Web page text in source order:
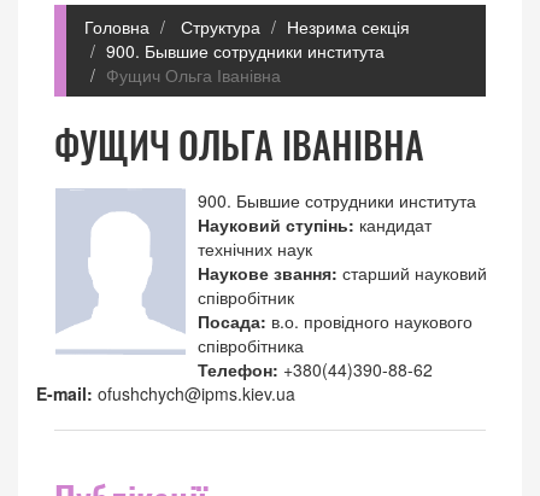
Головна Структура
Незрима секція
900. Бывшие сотрудники института
Фущич Ольга Іванівна
ФУЩИЧ ОЛЬГА ІВАНІВНА
900. Бывшие сотрудники института
Науковий ступінь: кандидат
технічних наук
Наукове звання:старший науковий
співробітник
Посада: в.о. провідного наукового
співробітника
Телефон: +380(44)390-88-62
E-mail: ofushchych@ipms.kiev.ua